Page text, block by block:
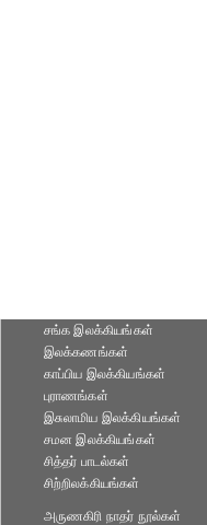
சங்க இலக்கியங்கள்
இலக்கணங்கள்
காப்பிய இலக்கியங்கள்
புராணங்கள்
இசுலாமிய இலக்கியங்கள்
சமன இலக்கியங்கள்
சித்தர் பாடல்கள்
சிற்றிலக்கியங்கள்
அருணகிரி நாதர் நூல்கள்